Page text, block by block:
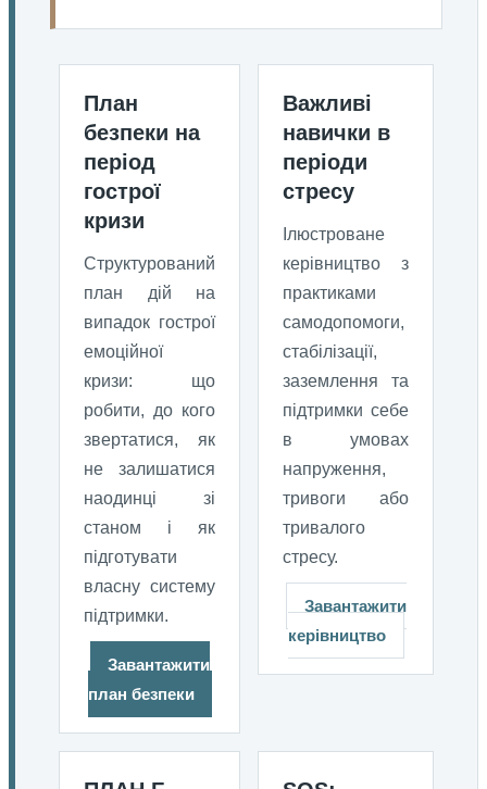
План
безпеки на
період
гострої
кризи
Структурований
план дій на
випадок гострої
емоційної
кризи: що
робити, до кого
звертатися, як
не залишатися
наодинці зі
станом і як
підготувати
власну систему
підтримки.
Завантажити
план безпеки
Важливі
навички в
періоди
стресу
Ілюстроване
керівництво з
практиками
самодопомоги,
стабілізації,
заземлення та
підтримки себе
в умовах
напруження,
тривоги або
тривалого
стресу.
Завантажити
керівництво